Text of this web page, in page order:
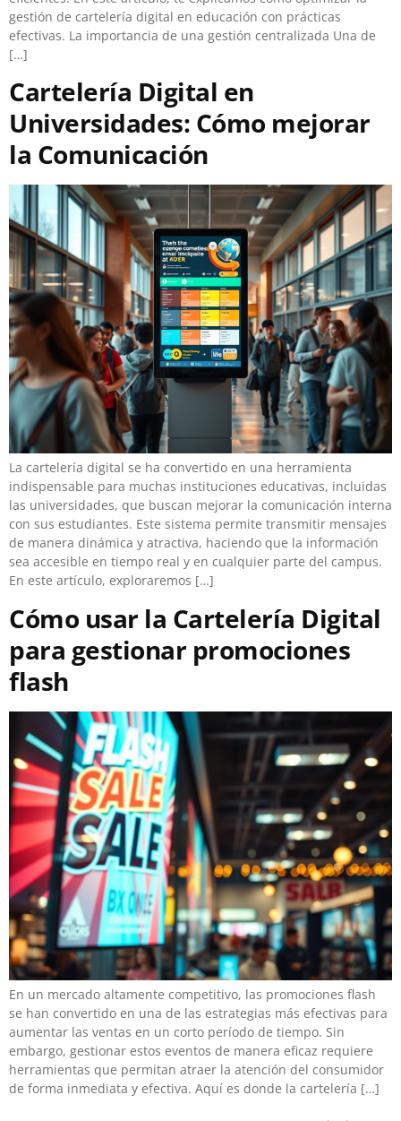
gestión de cartelería digital en educación con prácticas
efectivas. La importancia de una gestión centralizada Una de
[…]
Cartelería Digital en
Universidades: Cómo mejorar
la Comunicación
La cartelería digital se ha convertido en una herramienta
indispensable para muchas instituciones educativas, incluidas
las universidades, que buscan mejorar la comunicación interna
con sus estudiantes. Este sistema permite transmitir mensajes
de manera dinámica y atractiva, haciendo que la información
sea accesible en tiempo real y en cualquier parte del campus.
En este artículo, exploraremos […]
Cómo usar la Cartelería Digital
para gestionar promociones
flash
En un mercado altamente competitivo, las promociones flash
se han convertido en una de las estrategias más efectivas para
aumentar las ventas en un corto período de tiempo. Sin
embargo, gestionar estos eventos de manera eficaz requiere
herramientas que permitan atraer la atención del consumidor
de forma inmediata y efectiva. Aquí es donde la cartelería […]